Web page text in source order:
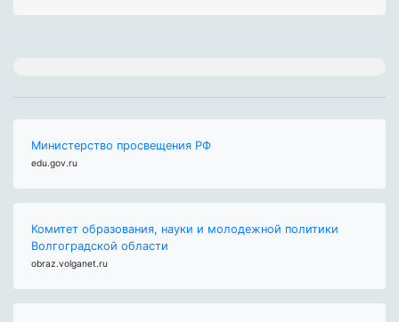
Министерство просвещения РФ
edu.gov.ru
Комитет образования, науки и молодежной политики
Волгоградской области
obraz.volganet.ru